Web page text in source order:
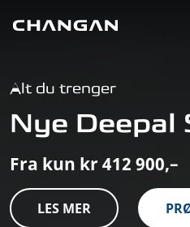
Alt du trenger
Nye Deepal
Fra kun kr 412 900,–
LES MER